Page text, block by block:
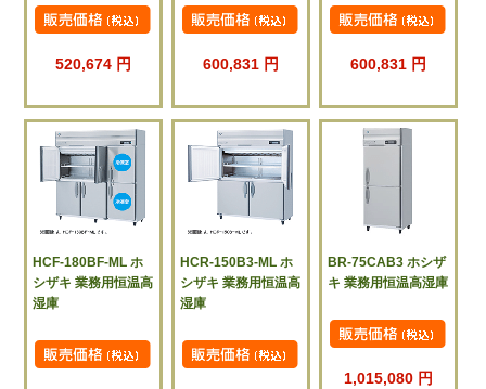
520,674 円 600,831 円 600,831 円
HCF-180BF-ML ホ
シザキ 業務用恒温高
湿庫
HCR-150B3-ML ホ
シザキ 業務用恒温高
湿庫
BR-75CAB3 ホシザ
キ 業務用恒温高湿庫
1,015,080 円